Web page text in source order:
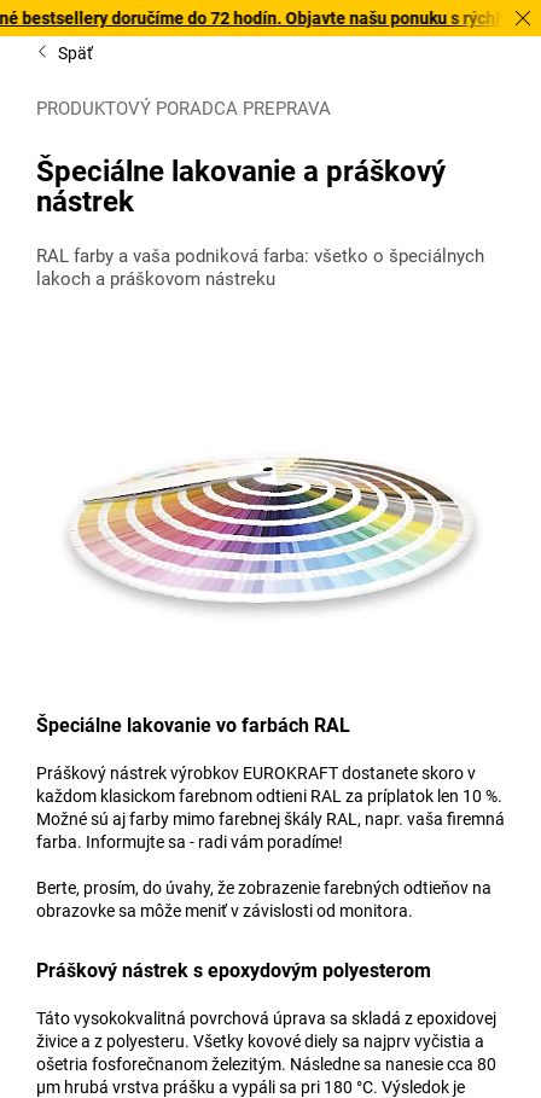
do 72 hodín. Objavte našu ponuku s rýchlym doručením tu
Späť
PRODUKTOVÝ PORADCA PREPRAVA
Špeciálne lakovanie a práškový
nástrek
RAL farby a vaša podniková farba: všetko o špeciálnych
lakoch a práškovom nástreku
Špeciálne lakovanie vo farbách RAL
Práškový nástrek výrobkov EUROKRAFT dostanete skoro v
každom klasickom farebnom odtieni RAL za príplatok len 10 %.
Možné sú aj farby mimo farebnej škály RAL, napr. vaša firemná
farba. Informujte sa - radi vám poradíme!
Berte, prosím, do úvahy, že zobrazenie farebných odtieňov na
obrazovke sa môže meniť v závislosti od monitora.
Práškový nástrek s epoxydovým polyesterom
Táto vysokokvalitná povrchová úprava sa skladá z epoxidovej
živice a z polyesteru. Všetky kovové diely sa najprv vyčistia a
ošetria fosforečnanom železitým. Následne sa nanesie cca 80
µm hrubá vrstva prášku a vypáli sa pri 180 °C. Výsledok je